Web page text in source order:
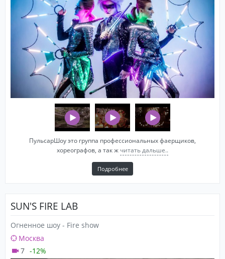
ПульсарШоу это группа профессиональных фаерщиков,
хореографов, а так ж читать дальше..
Подробнее
SUN'S FIRE LAB
Огненное шоу - Fire show
Москва
7 -12%